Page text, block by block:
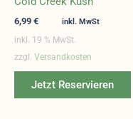
6,99 € inkl. MwSt
inkl. 19 % MwSt.
zzgl. Versandkosten
Jetzt Reservieren